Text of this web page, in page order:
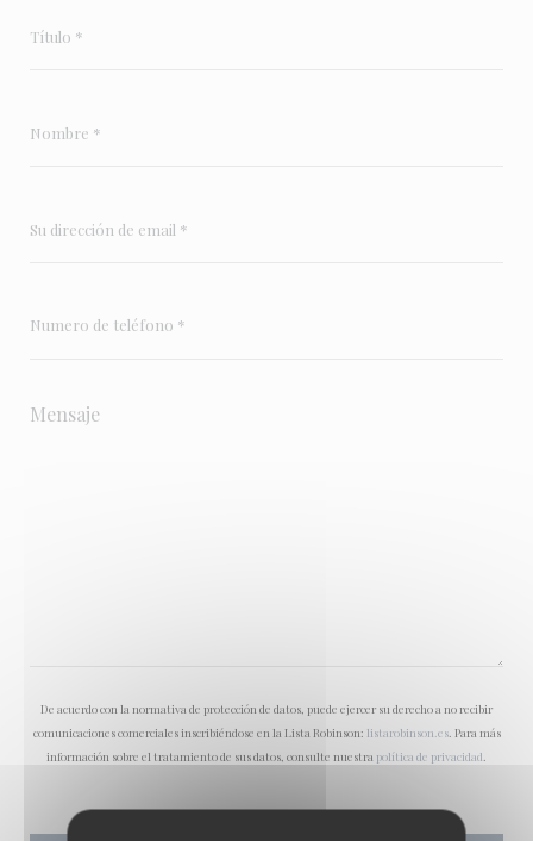
De acuerdo con la normativa de protección de datos, puede ejercer su derecho a no recibir
comunicaciones comerciales inscribiéndose en la Lista Robinson: listarobinson.es. Para más
información sobre el tratamiento de sus datos, consulte nuestra política de privacidad